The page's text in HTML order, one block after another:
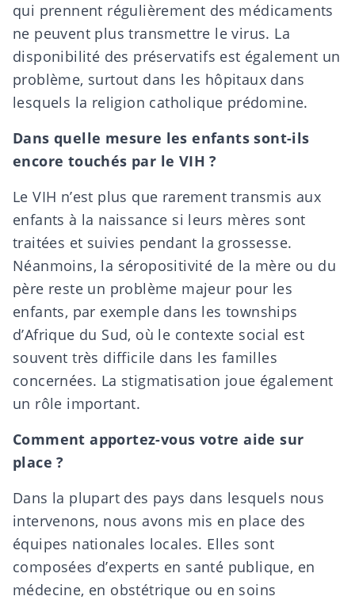
qui prennent régulièrement des médicaments
ne peuvent plus transmettre le virus. La
disponibilité des préservatifs est également un
problème, surtout dans les hôpitaux dans
lesquels la religion catholique prédomine.
Dans quelle mesure les enfants sont-ils
encore touchés par le VIH ?
Le VIH n’est plus que rarement transmis aux
enfants à la naissance si leurs mères sont
traitées et suivies pendant la grossesse.
Néanmoins, la séropositivité de la mère ou du
père reste un problème majeur pour les
enfants, par exemple dans les townships
d’Afrique du Sud, où le contexte social est
souvent très difficile dans les familles
concernées. La stigmatisation joue également
un rôle important.
Comment apportez-vous votre aide sur
place ?
Dans la plupart des pays dans lesquels nous
intervenons, nous avons mis en place des
équipes nationales locales. Elles sont
composées d’experts en santé publique, en
médecine, en obstétrique ou en soins